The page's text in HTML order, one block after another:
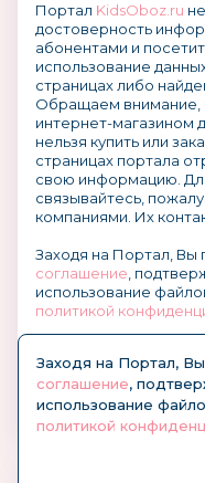
Портал KidsOboz.ru
достоверность
абонентами и
использование
страницах либо
Обращаем внимание,
интернет-магазином
нельзя купить или
страницах портала
свою информацию.
связывайтесь,
компаниями. Их
Заходя на Портал, Вы
соглашение ,
использование
политикой
©
Заходя на Портал,
соглашение,
использование
политикой